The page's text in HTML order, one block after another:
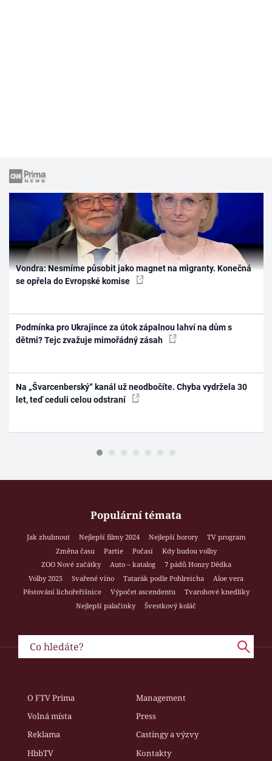
Vondra: Nesmíme působit jako magnet na migranty. Konečná
se opřela do Evropské komise
Podmínka pro Ukrajince za útok zápalnou lahví na dům s
dětmi? Tejc zvažuje mimořádný zásah
Na „Švarcenberský“ kanál už neodbočíte. Chyba vydržela 30
let, teď ceduli celou odstraní
Populární témata
Jak zhubnout Nejlepší filmy 2024 Nejlepší horory
TV program
Změna času
Partie Počasí
Kdy budou volby
ZOO Nové začátky
Auto – katalog
7 pádů Honzy Dědka
Volby 2025
Svařené víno Tatarák podle Pohlreicha
Aloe vera
Pěstování lichořeřišnice
Výpočet ascendentu
Tvarohové knedlíky
Nejlepší palačinky
Švestkový koláč
O FTV Prima
Management
Volná místa
Press
Reklama
Castingy a výzvy
HbbTV
Kontakty